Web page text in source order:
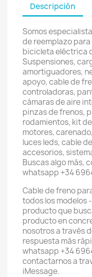
Descripción
Somos
de reemplazo
bicicleta eléctrica
Suspensiones,
amortiguadores,
apoyo, cable de
controladoras,
cámaras de aire
pinzas de frenos,
rodamientos, kit
motores,
luces leds, cable
accesorios,
Buscas algo más,
whatsapp +34
Cable de freno
todos los modelos
producto que
producto en
nosotros a través
respuesta más
whatsapp +34
contactarnos a
iMessage.